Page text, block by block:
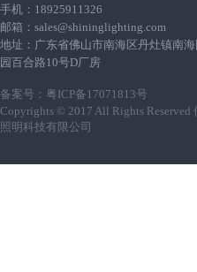
手机：18925911326
邮箱：sales@shininglighting.com
地址：广东省佛山市南海区丹灶镇南
园百合路10号D厂房
备案号： 粤ICP备17071813号
Copyrights © 2017 All Rights Reserved
照明科技有限公司